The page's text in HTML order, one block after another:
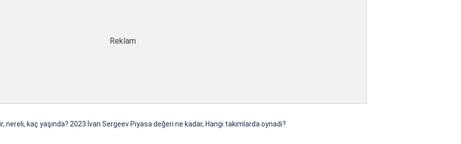
nereli, kaç yaşında? 2023 İvan Sergeev Piyasa değeri ne kadar, Hangi takımlarda oynadı?